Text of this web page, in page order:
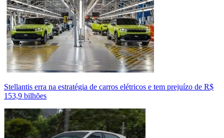
Stellantis erra na estratégia de carros elétricos e tem prejuízo de R$
153,9 bilhões